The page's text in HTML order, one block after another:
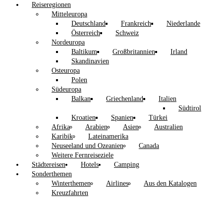
Reiseregionen
Mitteleuropa
Deutschland
Frankreich
Niederlande
Österreich
Schweiz
Nordeuropa
Baltikum
Großbritannien
Irland
Skandinavien
Osteuropa
Polen
Südeuropa
Balkan
Griechenland
Italien
Südtirol
Kroatien
Spanien
Türkei
Afrika
Arabien Asien
Australien
Karibik
Lateinamerika
Neuseeland und Ozeanien
Canada
Weitere Fernreiseziele
Städtereisen
Hotels
Camping
Sonderthemen
Winterthemen
Airlines
Aus den Katalogen
Kreuzfahrten